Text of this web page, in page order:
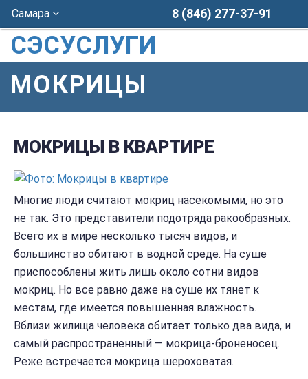
Самара 8 (846) 277-37-91
СЭСУСЛУГИ
МОКРИЦЫ
МОКРИЦЫ В КВАРТИРЕ
Многие люди считают мокриц насекомыми, но это
не так. Это представители подотряда ракообразных.
Всего их в мире несколько тысяч видов, и
большинство обитают в водной среде. На суше
приспособлены жить лишь около сотни видов
мокриц. Но все равно даже на суше их тянет к
местам, где имеется повышенная влажность.
Вблизи жилища человека обитает только два вида, и
самый распространенный — мокрица-броненосец.
Реже встречается мокрица шероховатая.